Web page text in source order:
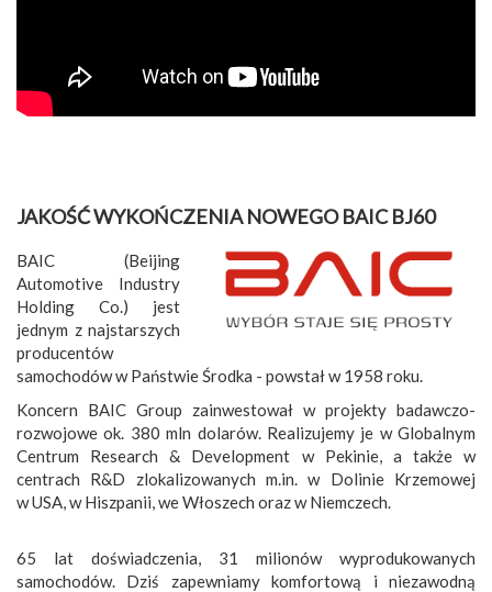
JAKOŚĆ WYKOŃCZENIA NOWEGO BAIC BJ60
BAIC (Beijing
Automotive Industry
Holding Co.) jest
jednym z najstarszych
producentów
samochodów w Państwie Środka - powstał w 1958 roku.
Koncern BAIC Group zainwestował w projekty badawczo-
rozwojowe ok. 380 mln dolarów. Realizujemy je w Globalnym
Centrum Research & Development w Pekinie, a także w
centrach R&D zlokalizowanych m.in. w Dolinie Krzemowej
w USA, w Hiszpanii, we Włoszech oraz w Niemczech.
65 lat doświadczenia, 31 milionów wyprodukowanych
samochodów. Dziś zapewniamy komfortową i niezawodną